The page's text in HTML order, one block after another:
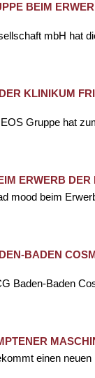
BEIM
mbH hat
KLINIKUM
Gruppe hat
ERWERB DER
mood beim
BADEN
Baden-Baden
einen